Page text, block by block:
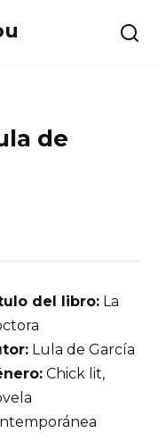
de
del libro: La
Lula de García
Chick lit,